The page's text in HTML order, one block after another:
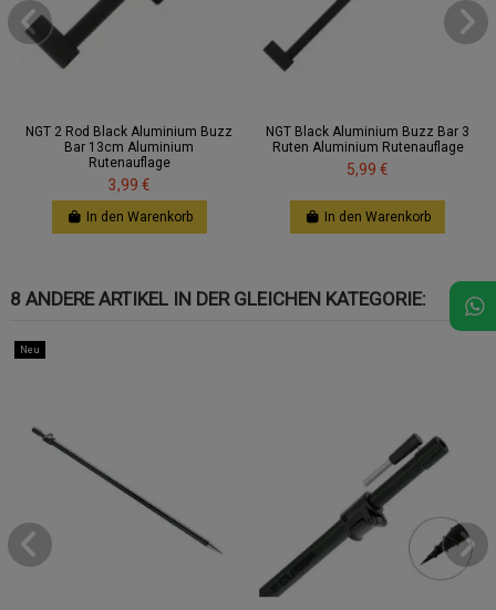
NGT 2 Rod Black Aluminium Buzz
Bar 13cm Aluminium
Rutenauflage
3,99 €
In den Warenkorb
NGT Black Aluminium Buzz Bar 3
Ruten Aluminium Rutenauflage
5,99 €
In den Warenkorb
8 ANDERE ARTIKEL IN DER GLEICHEN KATEGORIE:
Neu